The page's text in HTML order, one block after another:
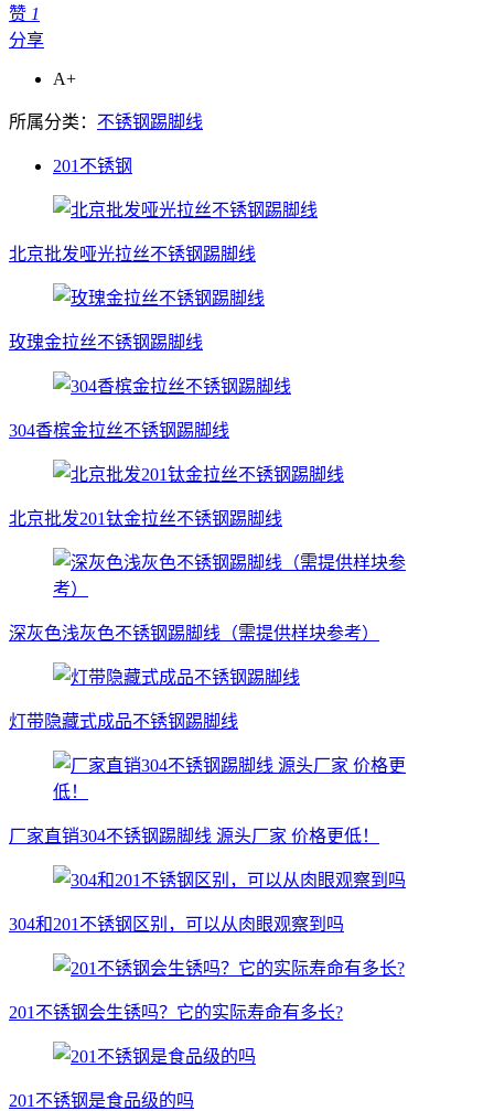
赞 1
分享
A+
所属分类： 不锈钢踢脚线
201不锈钢
北京批发哑光拉丝不锈钢踢脚线
玫瑰金拉丝不锈钢踢脚线
304香槟金拉丝不锈钢踢脚线
北京批发201钛金拉丝不锈钢踢脚线
深灰色浅灰色不锈钢踢脚线（需提供样块参考）
灯带隐藏式成品不锈钢踢脚线
厂家直销304不锈钢踢脚线 源头厂家 价格更低！
304和201不锈钢区别，可以从肉眼观察到吗
201不锈钢会生锈吗？它的实际寿命有多长?
201不锈钢是食品级的吗